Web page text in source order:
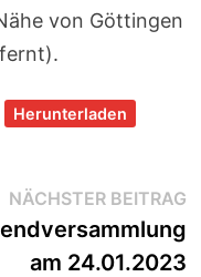
von Göttingen
Herunterladen
NÄCHSTER BEITRAG
am 24.01.2023